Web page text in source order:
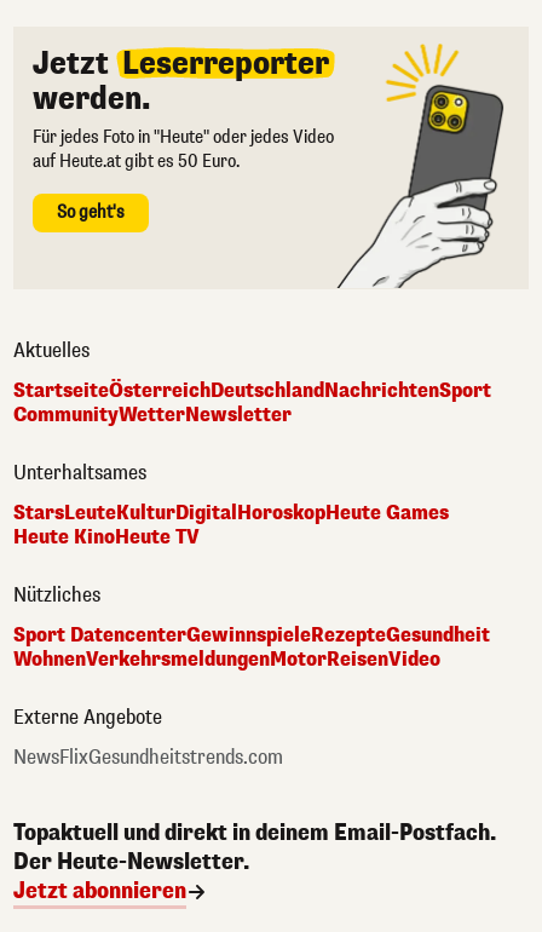
Jetzt Leserreporter
werden.
Für jedes Foto in "Heute" oder jedes Video
auf Heute.at gibt es 50 Euro.
So geht's
Aktuelles
StartseiteÖsterreichDeutschlandNachrichtenSport
CommunityWetterNewsletter
Unterhaltsames
StarsLeuteKulturDigital HoroskopHeute Games
Heute KinoHeute TV
Nützliches
Sport DatencenterGewinnspieleRezepteGesundheit
WohnenVerkehrsmeldungenMotorReisenVideo
Externe Angebote
NewsFlixGesundheitstrends.com
Topaktuell und direkt in deinem Email-Postfach.
Der Heute-Newsletter.
Jetzt abonnieren